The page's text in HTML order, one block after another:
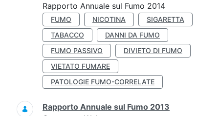
Rapporto Annuale sul Fumo 2014
FUMO NICOTINA
SIGARETTA
TABACCO
DANNI DA FUMO
FUMO PASSIVO
DIVIETO DI FUMO
VIETATO FUMARE
PATOLOGIE FUMO-CORRELATE
Rapporto Annuale sul Fumo 2013